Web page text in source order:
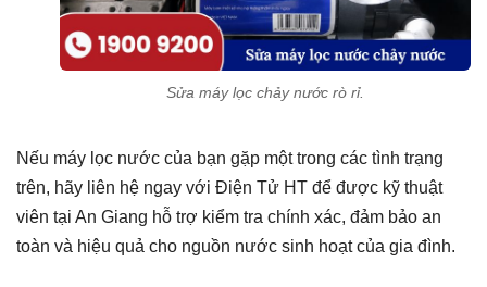
Sửa máy lọc chảy nước rò rỉ.
Nếu máy lọc nước của bạn gặp một trong các tình trạng
trên, hãy liên hệ ngay với Điện Tử HT để được kỹ thuật
viên tại An Giang hỗ trợ kiểm tra chính xác, đảm bảo an
toàn và hiệu quả cho nguồn nước sinh hoạt của gia đình.